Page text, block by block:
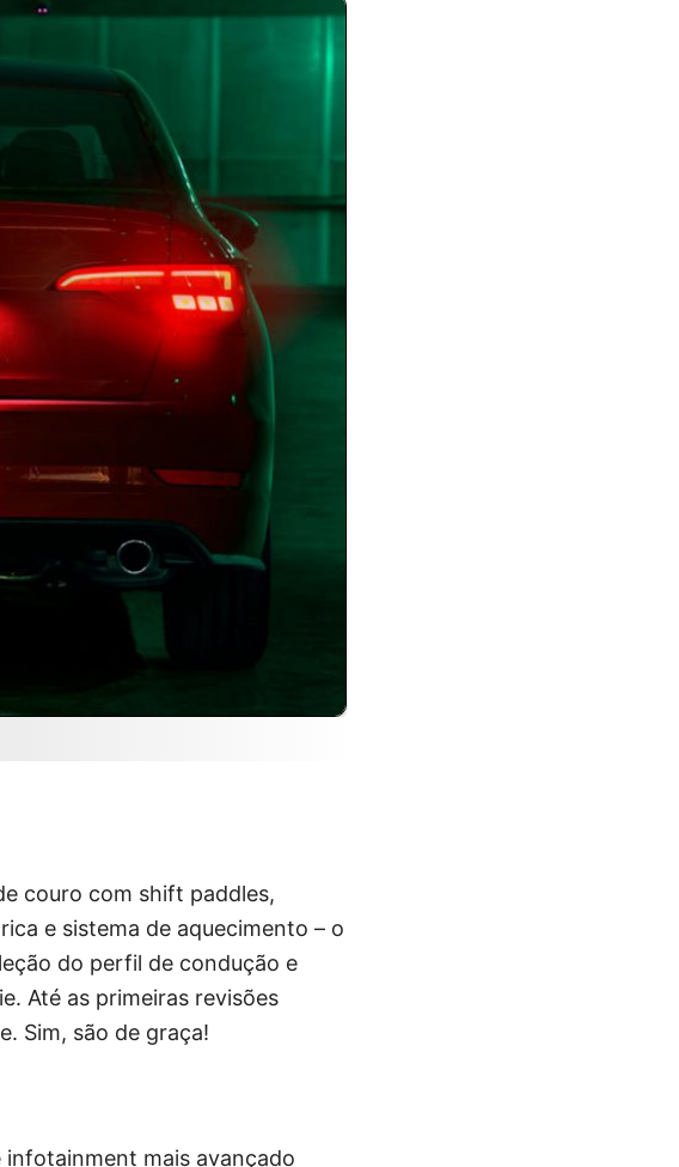
couro com shift paddles,
e sistema de aquecimento – o
do perfil de condução e
Até as primeiras revisões
Sim, são de graça!
mais avançado